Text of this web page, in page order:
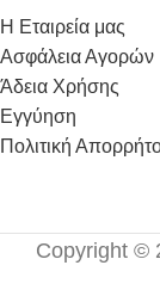
Η Εταιρεία μας
Ασφάλεια Αγορών
Άδεια Χρήσης
Εγγύηση
Πολιτική
Copyright ©